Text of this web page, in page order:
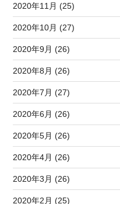
2020年11月 (25)
2020年10月 (27)
2020年9月 (26)
2020年8月 (26)
2020年7月 (27)
2020年6月 (26)
2020年5月 (26)
2020年4月 (26)
2020年3月 (26)
2020年2月 (25)